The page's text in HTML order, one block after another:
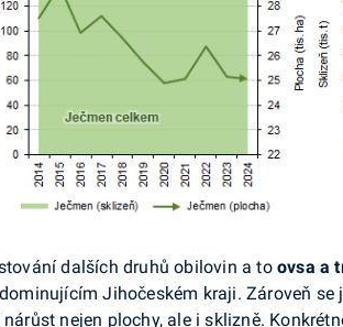
dalších druhů obilovin a to ovsa a
Jihočeském kraji. Zároveň se
nejen plochy, ale i sklizně.